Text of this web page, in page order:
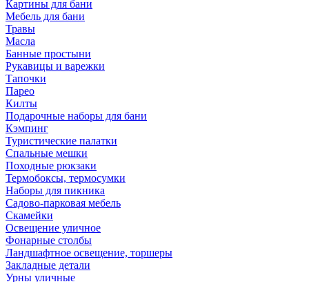
Картины для бани
Мебель для бани
Травы
Масла
Банные простыни
Рукавицы и варежки
Тапочки
Парео
Килты
Подарочные наборы для бани
Кэмпинг
Туристические палатки
Спальные мешки
Походные рюкзаки
Термобоксы, термосумки
Наборы для пикника
Садово-парковая мебель
Скамейки
Освещение уличное
Фонарные столбы
Ландшафтное освещение, торшеры
Закладные детали
Урны уличные